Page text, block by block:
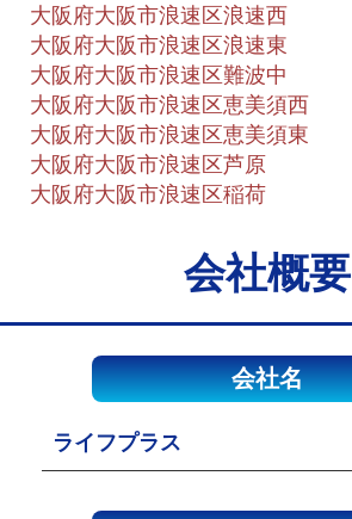
大阪府大阪市浪速区浪速西
大阪府大阪市浪速区浪速東
大阪府大阪市浪速区難波中
大阪府大阪市浪速区恵美須西
大阪府大阪市浪速区恵美須東
大阪府大阪市浪速区芦原
大阪府大阪市浪速区稲荷
会社概要
会社名
ライフプラス